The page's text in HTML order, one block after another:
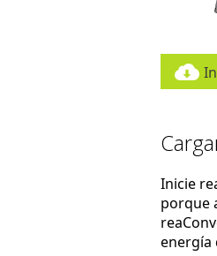
Inicie
porque
energía